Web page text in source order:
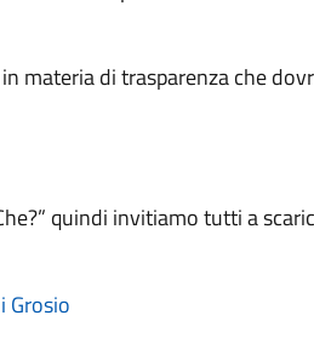
materia di trasparenza che
quindi invitiamo tutti a
Grosio